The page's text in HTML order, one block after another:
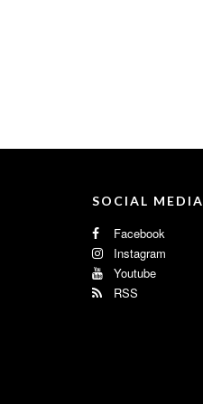
SOCIAL MEDIA
Facebook
Instagram
Youtube
RSS